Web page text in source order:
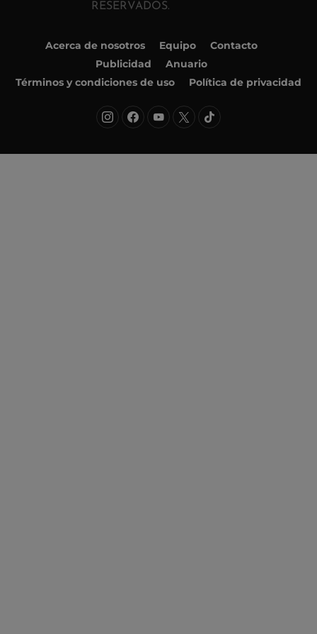
RESERVADOS.
Acerca de nosotros Equipo
Contacto
Publicidad
Anuario
Términos y condiciones de uso
Política de privacidad